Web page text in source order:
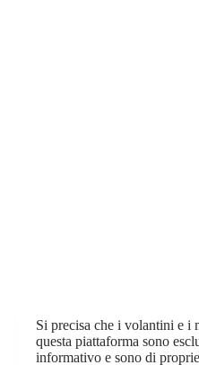
Si precisa che i volantini e i
questa piattaforma sono
informativo e sono di